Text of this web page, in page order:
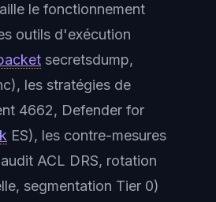
le fonctionnement
outils d'exécution
secretsdump,
les stratégies de
4662, Defender for
ES), les contre-mesures
ACL DRS, rotation
segmentation Tier 0)